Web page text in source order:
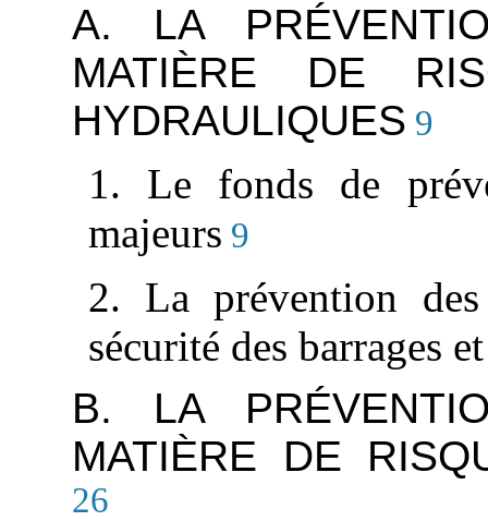
A. LA
MATIÈRE DE
HYDRAULIQUES 9
1. Le fonds de
majeurs 9
2. La prévention
sécurité des barrages
B. LA
MATIÈRE DE
26